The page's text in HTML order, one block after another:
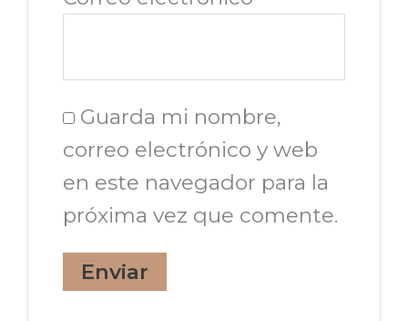
Guarda mi nombre,
correo electrónico y web
en este navegador para la
próxima vez que comente.